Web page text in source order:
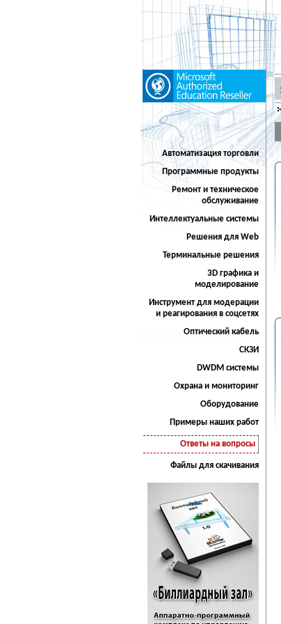
Автоматизация торговли
Программные продукты
Ремонт и техническое
обслуживание
Интеллектуальные системы
Решения для Web
Терминальные решения
3D графика и
моделирование
Инструмент для модерации
и реагирования в соцсетях
Оптический кабель
СКЗИ
DWDM системы
Охрана и мониторинг
Оборудование
Примеры наших работ
Ответы на вопросы
Файлы для скачивания